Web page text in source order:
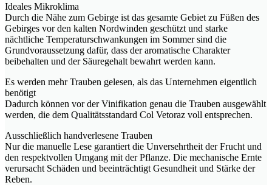
Ideales Mikroklima
Durch die Nähe zum Gebirge ist das gesamte Gebiet zu Füßen des
Gebirges vor den kalten Nordwinden geschützt und starke
nächtliche Temperaturschwankungen im Sommer sind die
Grundvoraussetzung dafür, dass der aromatische Charakter
beibehalten und der Säuregehalt bewahrt werden kann.
Es werden mehr Trauben gelesen, als das Unternehmen eigentlich
benötigt
Dadurch können vor der Vinifikation genau die Trauben ausgewählt
werden, die dem Qualitätsstandard Col Vetoraz voll entsprechen.
Ausschließlich handverlesene Trauben
Nur die manuelle Lese garantiert die Unversehrtheit der Frucht und
den respektvollen Umgang mit der Pflanze. Die mechanische Ernte
verursacht Schäden und beeinträchtigt Gesundheit und Stärke der
Reben.